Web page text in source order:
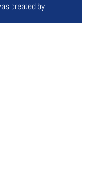
created by